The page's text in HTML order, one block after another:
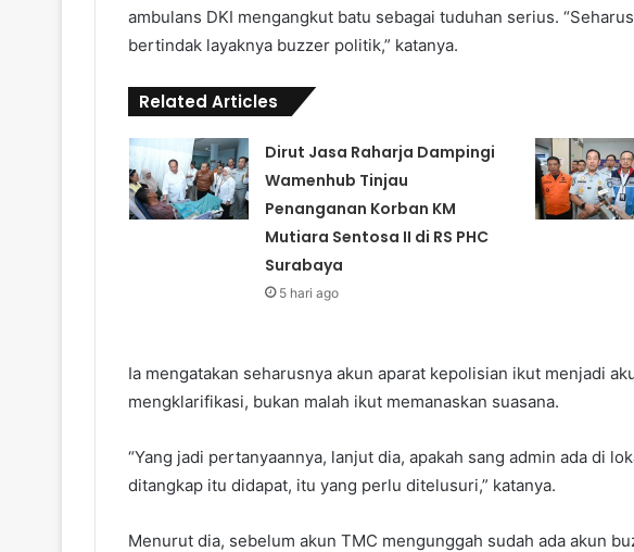
ambulans DKI mengangkut batu sebagai tuduhan serius.
bertindak layaknya buzzer politik,” katanya.
Related Articles
Dirut Jasa Raharja Dampingi
Wamenhub Tinjau
Penanganan Korban KM
Mutiara Sentosa II di RS PHC
Surabaya
5 hari ago
Ia mengatakan seharusnya akun aparat kepolisian ikut menjadi
mengklarifikasi, bukan malah ikut memanaskan suasana.
“Yang jadi pertanyaannya, lanjut dia, apakah sang admin ada di
ditangkap itu didapat, itu yang perlu ditelusuri,” katanya.
Menurut dia, sebelum akun TMC mengunggah sudah ada akun